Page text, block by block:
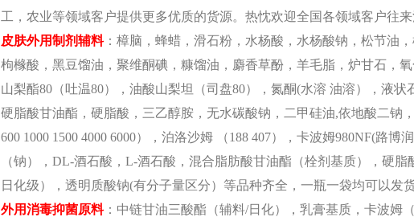
工，农业等领域客户提供更多优质的货源。热忱欢迎全国各领域客户往
皮肤外用制剂辅料：樟脑，蜂蜡，滑石粉，水杨酸，水杨酸钠，松节油
枸橼酸，黑豆馏油，聚维酮碘，糠馏油，麝香草酚，羊毛脂，炉甘石，
山梨酯80（吐温80），油酸山梨坦（司盘80），氮酮(水溶 油溶），液
硬脂酸甘油酯，硬脂酸，三乙醇胺，无水碳酸钠，二甲硅油,依地酸二钠
600 1000 1500 4000 6000），泊洛沙姆 （188 407），卡波姆980NF(路
（钠），DL-酒石酸，L-酒石酸，混合脂肪酸甘油酯（栓剂基质），硬
日化级），透明质酸钠(有分子量区分）等品种齐全，一瓶一袋均可以发
外用消毒抑菌原料：中链甘油三酸酯（辅料/日化），乳膏基质，卡波姆